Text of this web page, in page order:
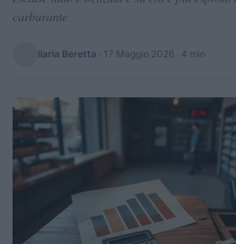
carburante
Ilaria Beretta · 17 Maggio 2026 · 4 min